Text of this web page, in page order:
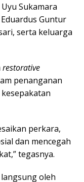
Sukamara
Guntur
serta keluarga
restorative
penanganan
perkara,
dan mencegah
tegasnya.
oleh